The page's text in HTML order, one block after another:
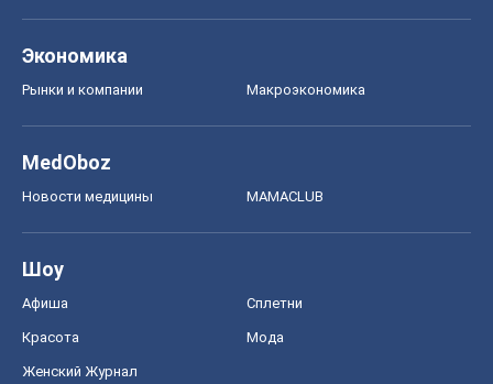
Экономика
Рынки и компании Mакроэкономика
MedOboz
Новости медицины MAMACLUB
Шоу
Афиша Сплетни
Красота Мода
Женский Журнал